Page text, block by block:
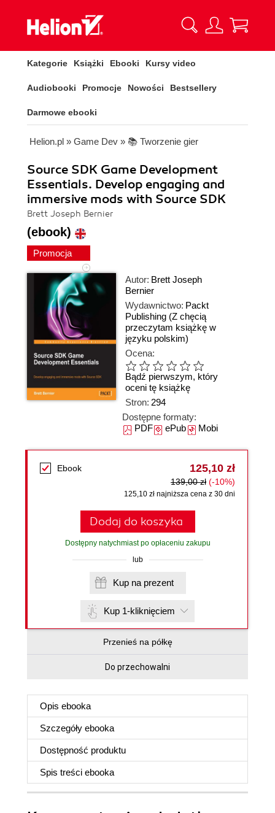
Kategorie Książki Ebooki Kursy video
Audiobooki Promocje Nowości Bestsellery
Darmowe ebooki
Helion.pl » Game Dev » 📚 Tworzenie gier
Source SDK Game Development
Essentials. Develop engaging and
immersive mods with Source SDK
Brett Joseph Bernier
(ebook)
Promocja
Autor: Brett Joseph
Bernier
Wydawnictwo: Packt
Publishing (Z chęcią
przeczytam książkę w
języku polskim)
Ocena:
Bądź pierwszym, który
oceni tę książkę
Stron: 294
Dostępne formaty:
PDFePubMobi
Ebook 125,10 zł
139,00 zł (-10%)
125,10 zł najniższa cena z 30 dni
Dodaj do koszyka
Dostępny natychmiast po opłaceniu zakupu
lub
Kup na prezent
Kup 1-kliknięciem
Przenieś na półkę
Do przechowalni
Opis ebooka
Szczegóły ebooka
Dostępność produktu
Spis treści ebooka